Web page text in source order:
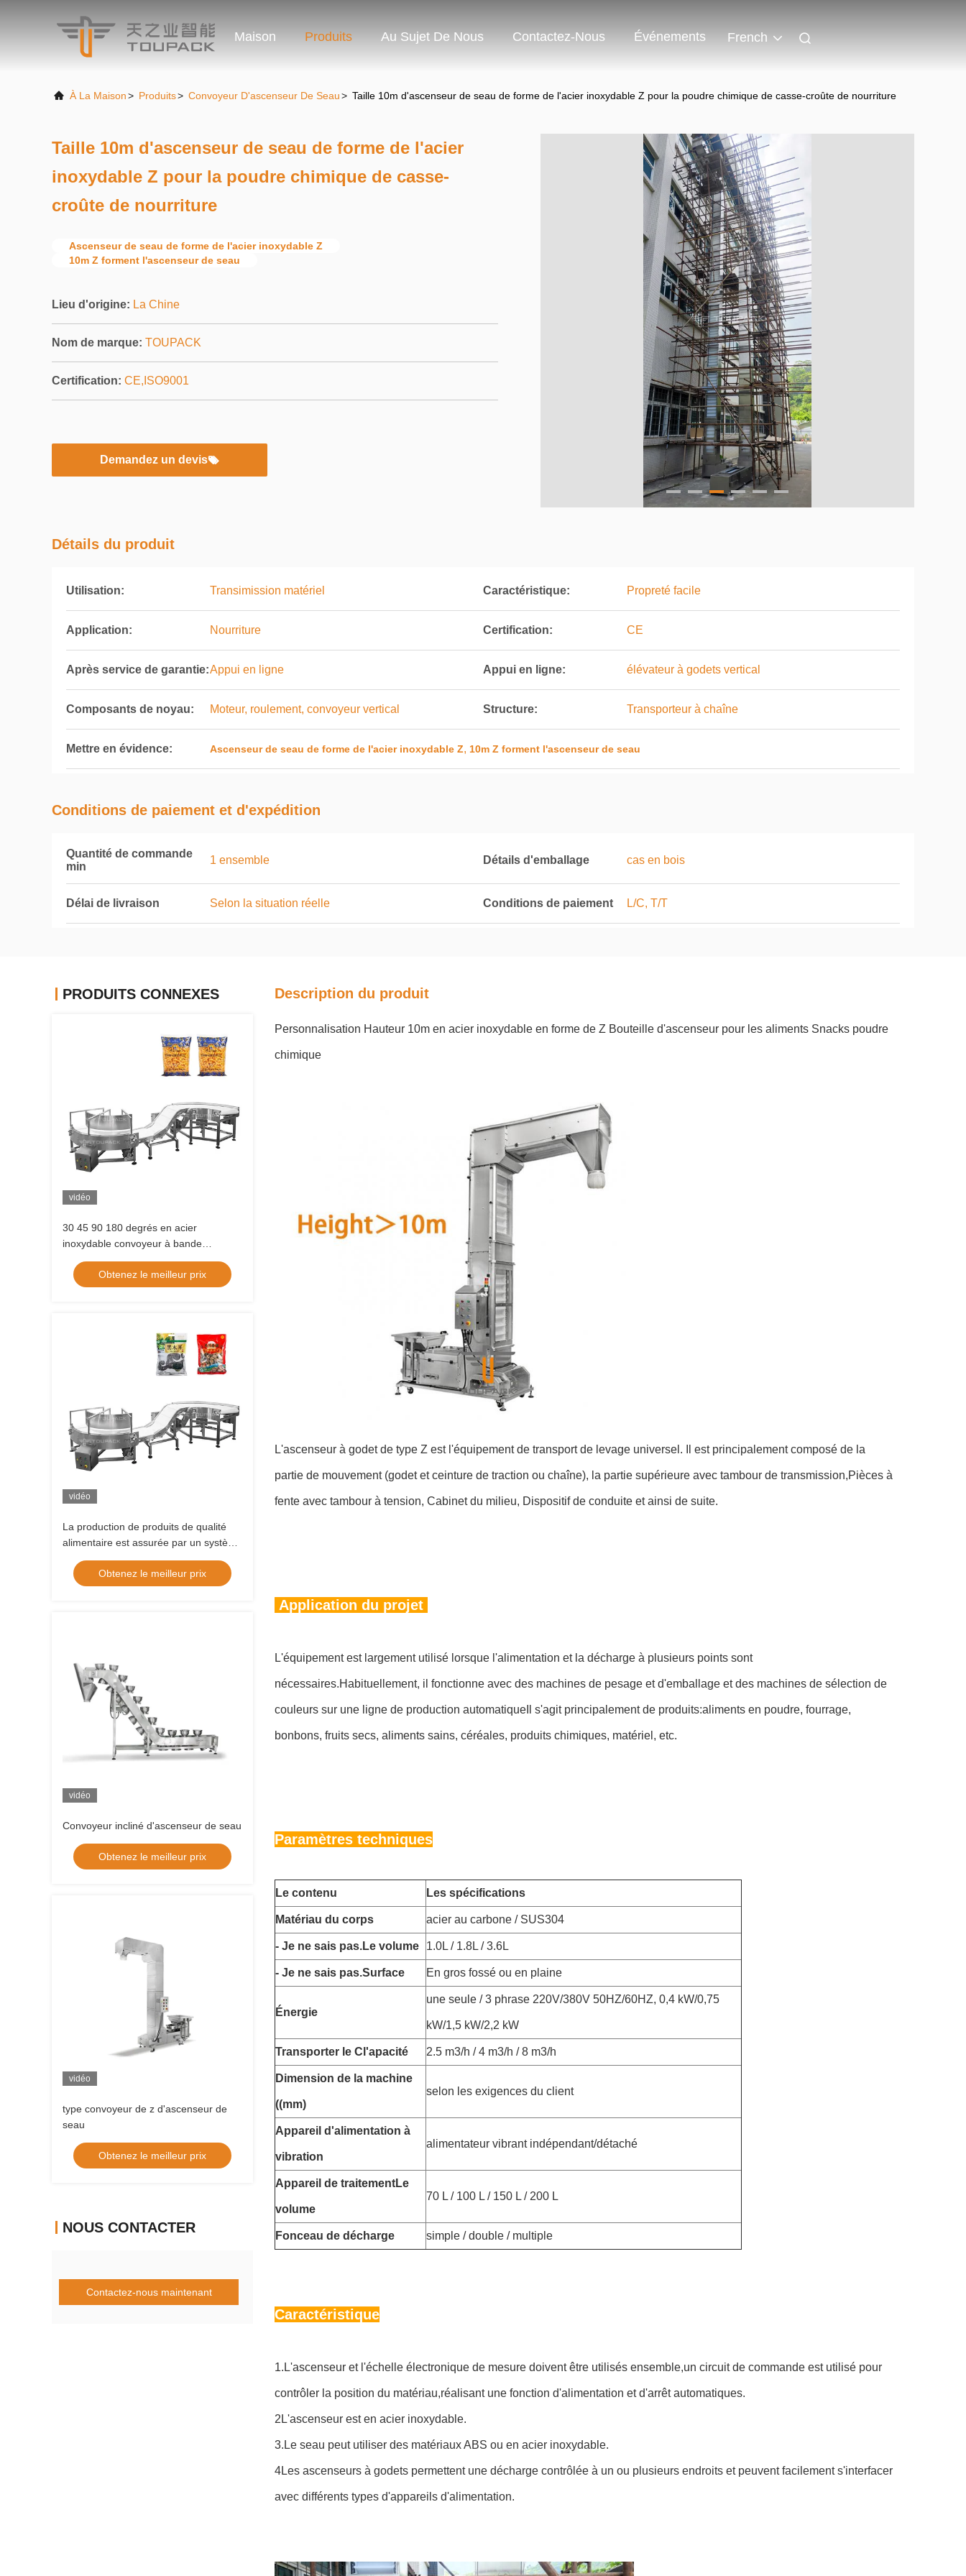
Maison Produits Au Sujet De Nous Contactez-Nous Événements French
À La Maison> Produits> Convoyeur D'ascenseur De Seau> Taille 10m d'ascenseur de seau de forme de l'acier inoxydable Z pour la poudre chimique de casse-croûte de nourriture
Taille 10m d'ascenseur de seau de forme de l'acier
inoxydable Z pour la poudre chimique de casse-
croûte de nourriture
Ascenseur de seau de forme de l'acier inoxydable Z
10m Z forment l'ascenseur de seau
Lieu d'origine: La Chine
Nom de marque: TOUPACK
Certification: CE,ISO9001
Demandez un devis
Détails du produit
Utilisation: Transimission matériel Caractéristique: Propreté facile
Application: Nourriture Certification: CE
Après service de garantie:Appui en ligne Appui en ligne: élévateur à godets vertical
Composants de noyau: Moteur, roulement, convoyeur vertical Structure: Transporteur à chaîne
Mettre en évidence: Ascenseur de seau de forme de l'acier inoxydable Z, 10m Z forment l'ascenseur de seau
Conditions de paiement et d'expédition
Quantité de commande
min
1 ensemble Détails d'emballage cas en bois
Délai de livraison Selon la situation réelle Conditions de paiement L/C, T/T
PRODUITS CONNEXES
vidéo
30 45 90 180 degrés en acier
inoxydable convoyeur à bande
convoyeur à bande tournante machine
pour différentes industries
Obtenez le meilleur prix
vidéo
La production de produits de qualité
alimentaire est assurée par un système
de courroie de transport en PVC.
Obtenez le meilleur prix
vidéo
Convoyeur incliné d'ascenseur de seau
Obtenez le meilleur prix
vidéo
type convoyeur de z d'ascenseur de
seau
Obtenez le meilleur prix
NOUS CONTACTER
Contactez-nous maintenant
Description du produit
Personnalisation Hauteur 10m en acier inoxydable en forme de Z Bouteille d'ascenseur pour les aliments Snacks poudre
chimique
L'ascenseur à godet de type Z est l'équipement de transport de levage universel. Il est principalement composé de la
partie de mouvement (godet et ceinture de traction ou chaîne), la partie supérieure avec tambour de transmission,Pièces à
fente avec tambour à tension, Cabinet du milieu, Dispositif de conduite et ainsi de suite.
Application du projet
L'équipement est largement utilisé lorsque l'alimentation et la décharge à plusieurs points sont
nécessaires.Habituellement, il fonctionne avec des machines de pesage et d'emballage et des machines de sélection de
couleurs sur une ligne de production automatiqueIl s'agit principalement de produits:aliments en poudre, fourrage,
bonbons, fruits secs, aliments sains, céréales, produits chimiques, matériel, etc.
Paramètres techniques
Le contenu Les spécifications
Matériau du corps acier au carbone / SUS304
- Je ne sais pas.Le volume 1.0L / 1.8L / 3.6L
- Je ne sais pas.Surface En gros fossé ou en plaine
Énergie
une seule / 3 phrase 220V/380V 50HZ/60HZ, 0,4 kW/0,75
kW/1,5 kW/2,2 kW
Transporter le C l'apacité 2.5 m3/h / 4 m3/h / 8 m3/h
Dimension de la machine
((mm)
selon les exigences du client
Appareil d'alimentation à
vibration
alimentateur vibrant indépendant/détaché
Appareil de traitementLe
volume
70 L / 100 L / 150 L / 200 L
Fonceau de décharge simple / double / multiple
Caractéristique
1.L'ascenseur et l'échelle électronique de mesure doivent être utilisés ensemble,un circuit de commande est utilisé pour
contrôler la position du matériau,réalisant une fonction d'alimentation et d'arrêt automatiques.
2L'ascenseur est en acier inoxydable.
3.Le seau peut utiliser des matériaux ABS ou en acier inoxydable.
4Les ascenseurs à godets permettent une décharge contrôlée à un ou plusieurs endroits et peuvent facilement s'interfacer
avec différents types d'appareils d'alimentation.